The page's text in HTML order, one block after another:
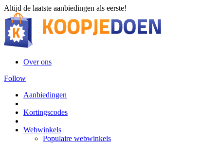
Altijd de laatste aanbiedingen als eerste!
Over ons
Follow
Aanbiedingen
Kortingscodes
Webwinkels
Populaire webwinkels